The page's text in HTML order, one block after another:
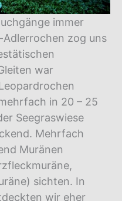
immer
zog uns
war
in 20 – 25
Seegraswiese
Mehrfach
Muränen
sichten. In
wir eher